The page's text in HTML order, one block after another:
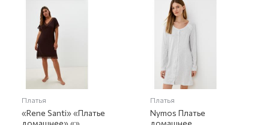
Платья
«Rene Santi» «Платье
Платья
Nymos Платье